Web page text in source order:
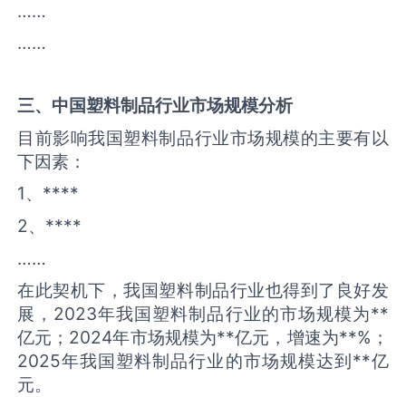
……
……
三、中国塑料制品行业市场规模分析
目前影响我国塑料制品行业市场规模的主要有以
下因素：
1、****
2、****
……
在此契机下，我国塑料制品行业也得到了良好发
展，2023年我国塑料制品行业的市场规模为**
亿元；2024年市场规模为**亿元，增速为**%；
2025年我国塑料制品行业的市场规模达到**亿
元。